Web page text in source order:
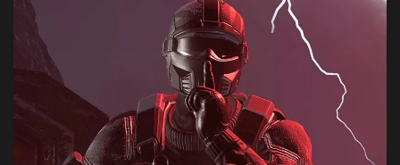
ZALOGUJ SIĘ LUB ZAREJESTRUJ